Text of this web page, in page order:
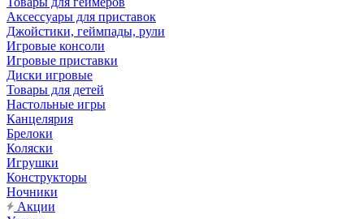
Аксессуары для приставок
Джойстики, геймпады, рули
Игровые консоли
Игровые приставки
Диски игровые
Товары для детей
Настольные игры
Канцелярия
Брелоки
Коляски
Игрушки
Конструкторы
Ночники
Акции